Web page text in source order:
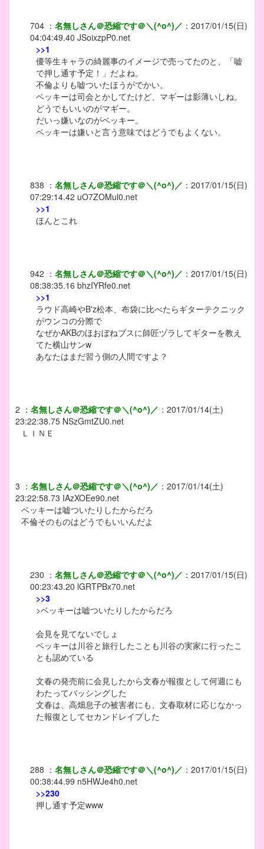
704 ： 名無しさん＠恐縮です＠＼(^o^)／ ： 2017/01/15(日)
04:04:49.40 JSoixzpP0.net
>>1
優等生キャラの綺麗事のイメージで売ってたのと、「嘘
で押し通す予定！」だよね。
不倫よりも嘘ついたほうがでかい。
ベッキーは司会とかしてたけど、マギーは影薄いしね。
どうでもいいのがマギー。
だいっ嫌いなのがベッキー。
ベッキーは嫌いと言う意味ではどうでもよくない。
838 ： 名無しさん＠恐縮です＠＼(^o^)／ ： 2017/01/15(日)
07:29:14.42 uO7ZOMul0.net
>>1
ほんとこれ
942 ： 名無しさん＠恐縮です＠＼(^o^)／ ： 2017/01/15(日)
08:38:35.16 bhzIYRfe0.net
>>1
ラウド高崎やB'z松本、布袋に比べたらギターテクニック
がウンコの分際で
なぜかAKBのほおぼねブスに師匠ヅラしてギターを教え
てた横山サンw
あなたはまだ習う側の人間ですよ？
2 ： 名無しさん＠恐縮です＠＼(^o^)／ ： 2017/01/14(土)
23:22:38.75 NSzGmtZU0.net
ＬＩＮＥ
3 ： 名無しさん＠恐縮です＠＼(^o^)／ ： 2017/01/14(土)
23:22:58.73 IAzXOEe90.net
ベッキーは嘘ついたりしたからだろ
不倫そのものはどうでもいいんだよ
230 ： 名無しさん＠恐縮です＠＼(^o^)／ ： 2017/01/15(日)
00:23:43.20 lGRTPBx70.net
>>3
>ベッキーは嘘ついたりしたからだろ
会見を見てないでしょ
ベッキーは川谷と旅行したことも川谷の実家に行ったこ
とも認めている
文春の発売前に会見したから文春が報復として何週にも
わたってバッシングした
文春は、高畑息子の被害者にも、文春取材に応じなかっ
た報復としてセカンドレイプした
288 ： 名無しさん＠恐縮です＠＼(^o^)／ ： 2017/01/15(日)
00:38:44.99 n5HWJe4h0.net
>>230
押し通す予定www